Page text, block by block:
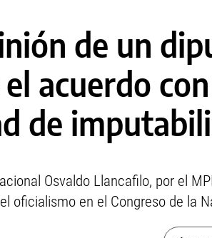
de un
acuerdo
de
Osvaldo Llancafilo, por el
oficialismo en el Congreso de la